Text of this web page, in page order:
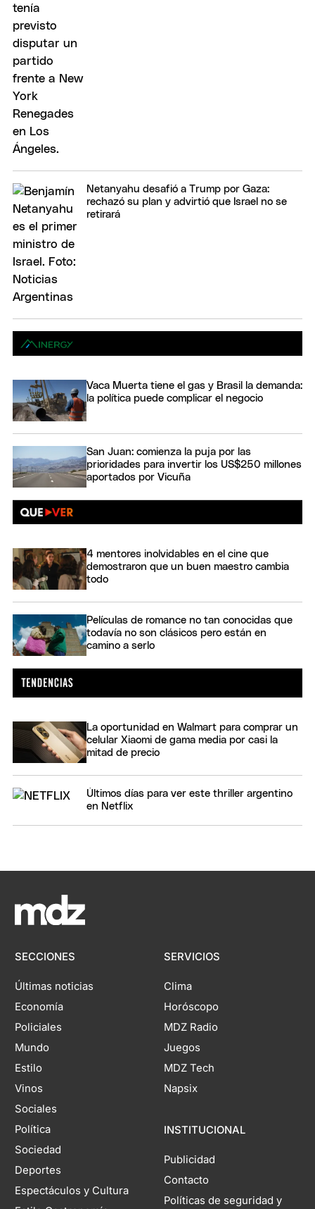
Netanyahu desafió a Trump por Gaza:
rechazó su plan y advirtió que Israel no se
retirará
Vaca Muerta tiene el gas y Brasil la demanda:
la política puede complicar el negocio
San Juan: comienza la puja por las
prioridades para invertir los US$250 millones
aportados por Vicuña
4 mentores inolvidables en el cine que
demostraron que un buen maestro cambia
todo
Películas de romance no tan conocidas que
todavía no son clásicos pero están en
camino a serlo
La oportunidad en Walmart para comprar un
celular Xiaomi de gama media por casi la
mitad de precio
Últimos días para ver este thriller argentino
en Netflix
SECCIONES
Últimas noticias
Economía
Policiales
Mundo
Estilo
Vinos
Sociales
Política
Sociedad
Deportes
Espectáculos y Cultura
SERVICIOS
Clima
Horóscopo
MDZ Radio
Juegos
MDZ Tech
Napsix
INSTITUCIONAL
Publicidad
Contacto
Políticas de seguridad y